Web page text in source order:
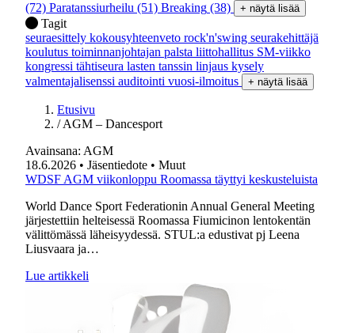
(72) Paratanssiurheilu (51) Breaking (38) + näytä lisää
Tagit
seuraesittely kokousyhteenveto rock'n'swing seurakehittäjä
koulutus toiminnanjohtajan palsta liittohallitus SM-viikko
kongressi tähtiseura lasten tanssin linjaus kysely
valmentajalisenssi auditointi vuosi-ilmoitus + näytä lisää
Etusivu
/ AGM – Dancesport
Avainsana: AGM
18.6.2026 • Jäsentiedote • Muut
WDSF AGM viikonloppu Roomassa täyttyi keskusteluista
World Dance Sport Federationin Annual General Meeting
järjestettiin helteisessä Roomassa Fiumicinon lentokentän
välittömässä läheisyydessä. STUL:a edustivat pj Leena
Liusvaara ja…
Lue artikkeli